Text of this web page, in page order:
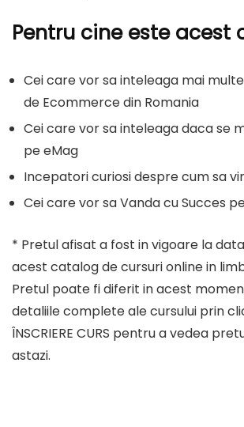
Pentru cine este acest
Cei care vor sa inteleaga mai
de Ecommerce din Romania
Cei care vor sa inteleaga daca se
pe eMag
Incepatori curiosi despre cum sa
Cei care vor sa Vanda cu Succes
* Pretul afisat a fost in vigoare la
acest catalog de cursuri online in
Pretul poate fi diferit in acest
detaliile complete ale cursului prin
ÎNSCRIERE CURS pentru a vedea
astazi.